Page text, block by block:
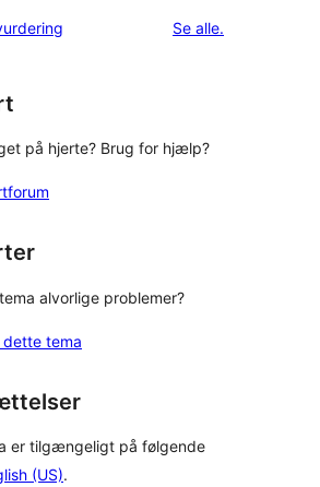
Se alleanmeldelser
.
på hjerte? Brug for hjælp?
alvorlige problemer?
tema
er tilgængeligt på følgende
(US).